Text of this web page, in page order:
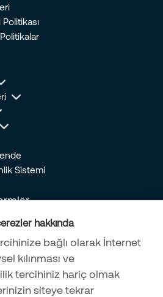
Sistemi
hakkında
bağlı olarak İnternet
kılınması ve
tercihiniz hariç olmak
siteye tekrar